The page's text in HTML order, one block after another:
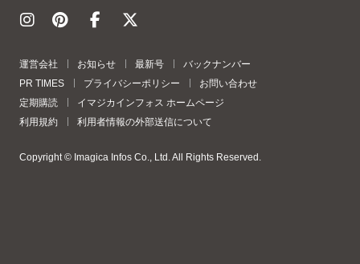
運営会社 お知らせ 最新号
バックナンバー
PR TIMES
プライバシーポリシー
お問い合わせ
定期購読
イマジカインフォス ホームページ
利用規約
利用者情報の外部送信について
Copyright © Imagica Infos Co., Ltd. All Rights Reserved.